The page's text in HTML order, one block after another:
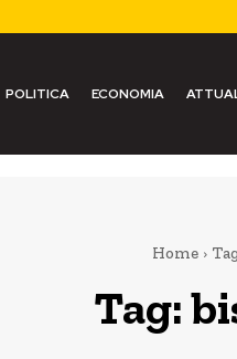
POLITICA ECONOMIA
Home
Tag: